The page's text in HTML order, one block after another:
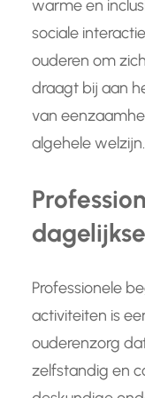
warme en
sociale
ouderen om
draagt bij aan
van
algehele welzijn.
Professionele
activiteiten is
ouderenzorg
zelfstandig en